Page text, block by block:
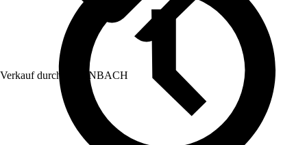
Verkauf durch: HORNBACH